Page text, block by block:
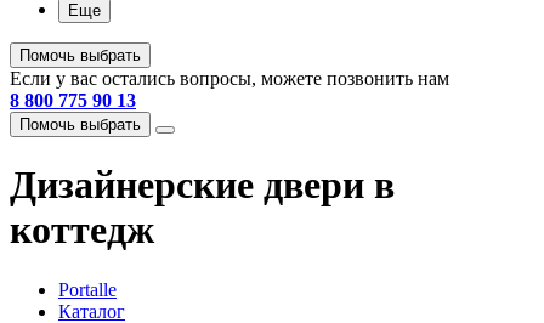
Еще
Помочь выбрать
Если у вас остались вопросы, можете позвонить нам
8 800 775 90 13
Помочь выбрать
Дизайнерские двери в
коттедж
Portalle
Каталог